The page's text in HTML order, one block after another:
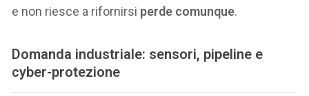
e non riesce a rifornirsi perde comunque.
Domanda industriale: sensori, pipeline e
cyber-protezione